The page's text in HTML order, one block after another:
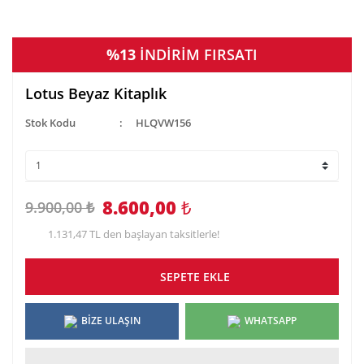
%13 İNDİRİM FIRSATI
Lotus Beyaz Kitaplık
Stok Kodu HLQVW156
9.900,00 ₺ 8.600,00 ₺
1.131,47 TL den başlayan taksitlerle!
SEPETE EKLE
BİZE ULAŞIN WHATSAPP